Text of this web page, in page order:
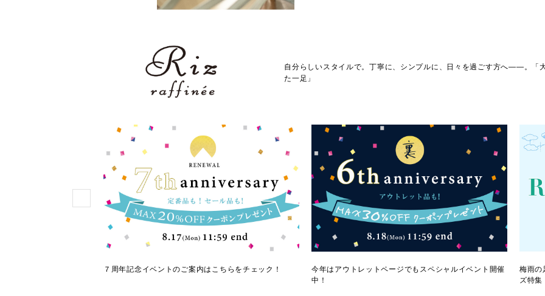
自分らしいスタイルで。丁寧に、シンプルに、日々を過ごす方へ――。「
た一足」
７周年記念イベントのご案内はこちらをチェック！
今年はアウトレットページでもスペシャルイベント開催
中！
梅雨の
ズ特集